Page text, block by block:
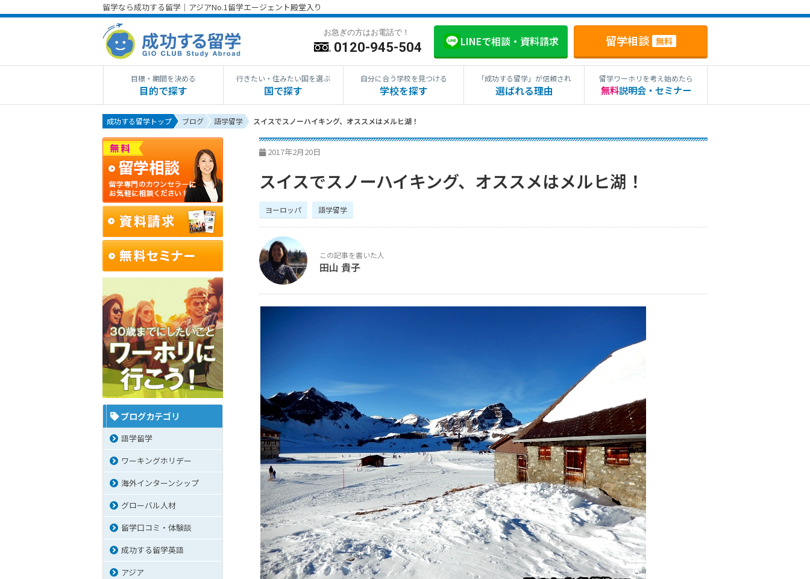
留学なら成功する留学｜アジアNo.1留学エージェント殿堂入り
お急ぎの方はお電話で！
0120-945-504 LINEで相談・資料請求 留学相談 無料
目標・期間を決める
目的で探す
行きたい・住みたい国を選ぶ
国で探す
自分に合う学校を見つける
学校を探す
「成功する留学」が信頼され
選ばれる理由
留学ワーホリを考え始めたら
無料説明会・セミナー
成功する留学トップ ブログ 語学留学 スイスでスノーハイキング、オススメはメルヒ湖！
2017年2月20日
スイスでスノーハイキング、オススメはメルヒ湖！
ヨーロッパ 語学留学
田山 貴子
ブログカテゴリ
語学留学
ワーキングホリデー
海外インターンシップ
グローバル人材
留学口コミ・体験談
成功する留学英語
アジア